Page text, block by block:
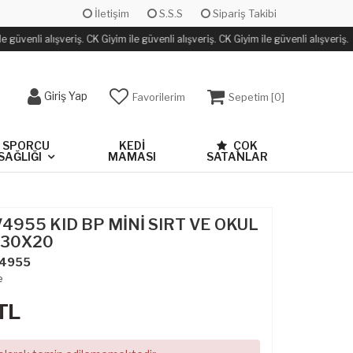
İletişim S.S.S Sipariş Takibi
güvenli alışveriş. CK Giyim ile güvenli alışveriş. CK Giyim ile güvenli alışveriş.
Giriş Yap Favorilerim Sepetim [0]
SPORCU
KEDİ
MAMASI
ÇOK
SATANLAR
KID BP MİNİ SIRT VE OKUL